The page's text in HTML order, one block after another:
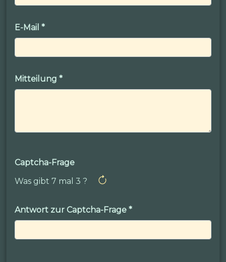
E-Mail *
Mitteilung *
Captcha-Frage
Was gibt 7 mal 3 ?
Antwort zur Captcha-Frage *